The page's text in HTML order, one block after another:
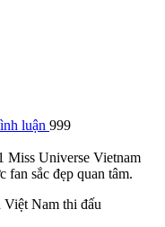
luận 999
Miss Universe Vietnam
sắc đẹp quan tâm.